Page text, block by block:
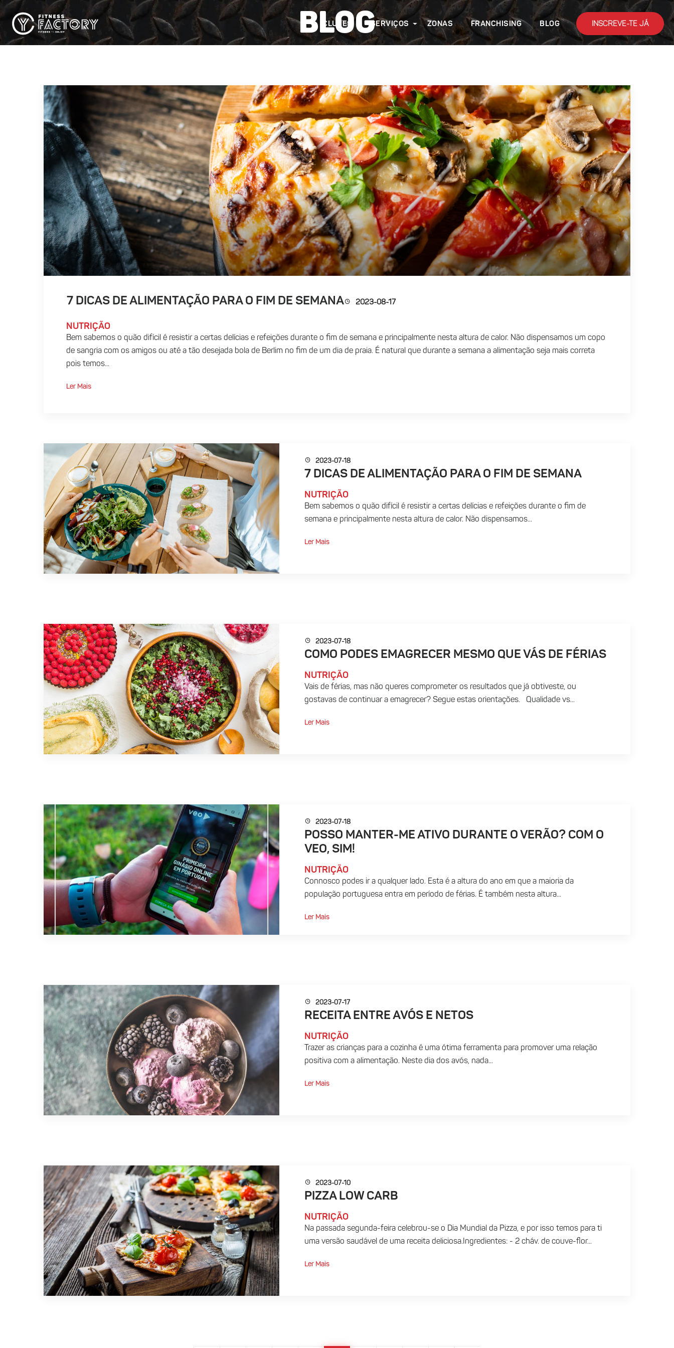
CLUBES SERVIÇOS ZONAS FRANCHISING BLOG INSCREVE-TE JÁ
BLOG
7 DICAS DE ALIMENTAÇÃO PARA O FIM DE SEMANA 2023-08-17
NUTRIÇÃO
Bem sabemos o quão difícil é resistir a certas delícias e refeições durante o fim de semana e principalmente nesta altura de calor. Não dispensamos um copo
de sangria com os amigos ou até a tão desejada bola de Berlim no fim de um dia de praia. É natural que durante a semana a alimentação seja mais correta
pois temos...
Ler Mais
2023-07-18
7 DICAS DE ALIMENTAÇÃO PARA O FIM DE SEMANA
NUTRIÇÃO
Bem sabemos o quão difícil é resistir a certas delícias e refeições durante o fim de
semana e principalmente nesta altura de calor. Não dispensamos...
Ler Mais
2023-07-18
COMO PODES EMAGRECER MESMO QUE VÁS DE FÉRIAS
NUTRIÇÃO
Vais de férias, mas não queres comprometer os resultados que já obtiveste, ou
gostavas de continuar a emagrecer? Segue estas orientações. Qualidade vs...
Ler Mais
2023-07-18
POSSO MANTER-ME ATIVO DURANTE O VERÃO? COM O
VEO, SIM!
NUTRIÇÃO
Connosco podes ir a qualquer lado. Esta é a altura do ano em que a maioria da
população portuguesa entra em período de férias. É também nesta altura...
Ler Mais
2023-07-17
RECEITA ENTRE AVÓS E NETOS
NUTRIÇÃO
Trazer as crianças para a cozinha é uma ótima ferramenta para promover uma relação
positiva com a alimentação. Neste dia dos avós, nada...
Ler Mais
2023-07-10
PIZZA LOW CARB
NUTRIÇÃO
Na passada segunda-feira celebrou-se o Dia Mundial da Pizza, e por isso temos para ti
uma versão saudável de uma receita deliciosa.Ingredientes: - 2 cháv. de couve-flor...
Ler Mais